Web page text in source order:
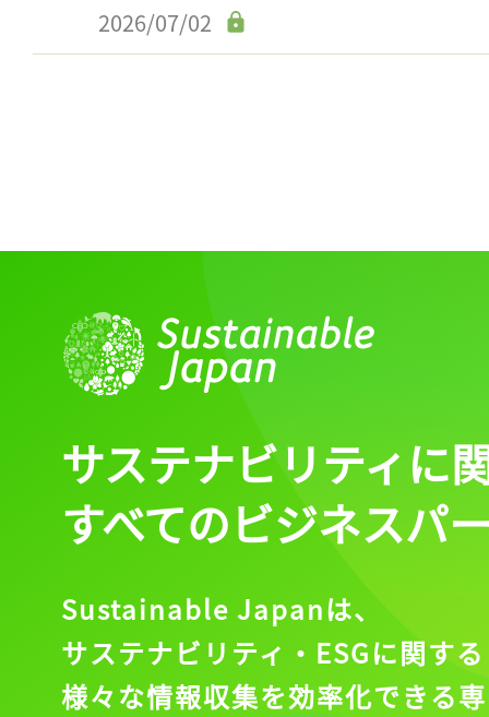
2026/07/02
サステナビリティに
すべてのビジネスパ
Sustainable Japanは、
サステナビリティ・ESGに関する
様々な情報収集を効率化できる